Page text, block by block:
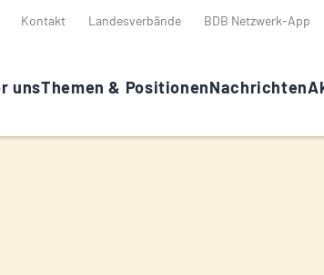
Kontakt Landesverbände BDB Netzwerk-App
unsThemen & PositionenNachrichten